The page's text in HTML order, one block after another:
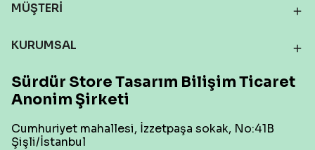
MÜŞTERİ
KURUMSAL
Sürdür Store Tasarım Bilişim Ticaret
Anonim Şirketi
Cumhuriyet mahallesi, İzzetpaşa sokak, No:41B
Şişli/İstanbul